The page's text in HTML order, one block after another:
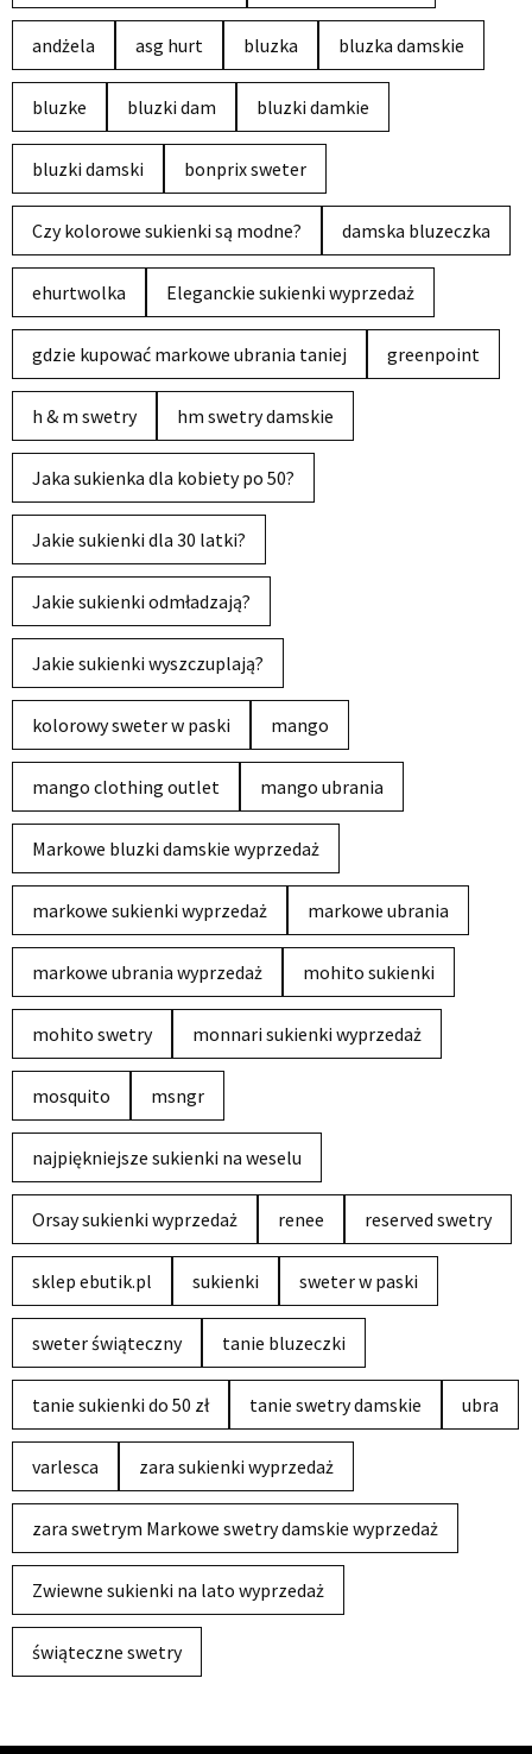
andżela asg hurt bluzka bluzka damskie
bluzke bluzki dam bluzki damkie
bluzki damski bonprix sweter
Czy kolorowe sukienki są modne? damska bluzeczka
ehurtwolka Eleganckie sukienki wyprzedaż
gdzie kupować markowe ubrania taniej greenpoint
h & m swetry hm swetry damskie
Jaka sukienka dla kobiety po 50?
Jakie sukienki dla 30 latki?
Jakie sukienki odmładzają?
Jakie sukienki wyszczuplają?
kolorowy sweter w paski mango
mango clothing outlet mango ubrania
Markowe bluzki damskie wyprzedaż
markowe sukienki wyprzedaż markowe ubrania
markowe ubrania wyprzedaż mohito sukienki
mohito swetry monnari sukienki wyprzedaż
mosquito msngr
najpiękniejsze sukienki na weselu
Orsay sukienki wyprzedaż renee reserved swetry
sklep ebutik.pl sukienki sweter w paski
sweter świąteczny tanie bluzeczki
tanie sukienki do 50 zł tanie swetry damskie ubra
varlesca zara sukienki wyprzedaż
zara swetrym Markowe swetry damskie wyprzedaż
Zwiewne sukienki na lato wyprzedaż
świąteczne swetry